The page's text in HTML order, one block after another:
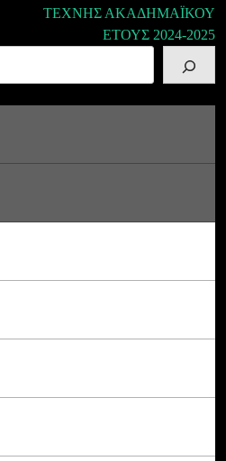
ΤΕΧΝΗΣ ΑΚΑΔΗΜΑΪΚΟΥ
ΕΤΟΥΣ 2024-2025